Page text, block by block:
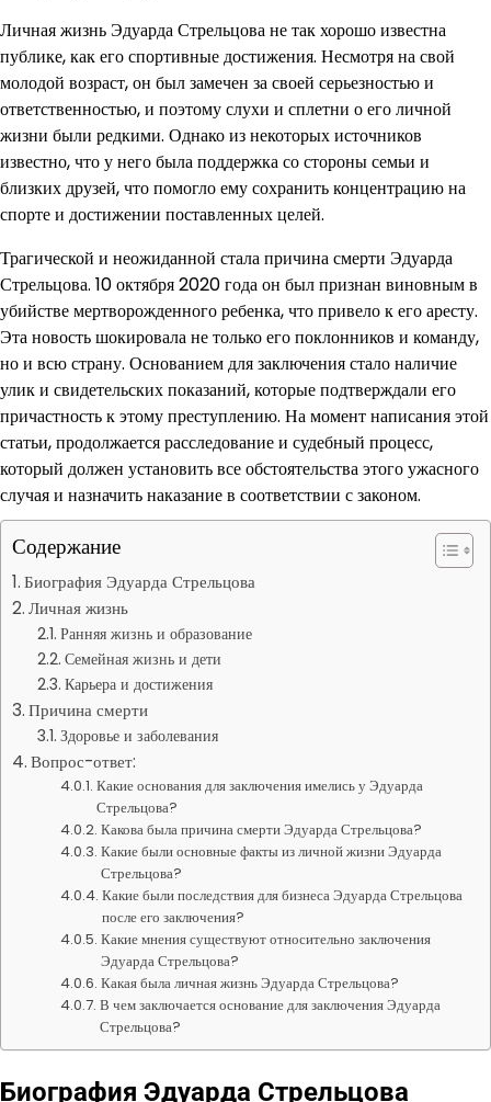
Личная жизнь Эдуарда Стрельцова не так хорошо известна
публике, как его спортивные достижения. Несмотря на свой
молодой возраст, он был замечен за своей серьезностью и
ответственностью, и поэтому слухи и сплетни о его личной
жизни были редкими. Однако из некоторых источников
известно, что у него была поддержка со стороны семьи и
близких друзей, что помогло ему сохранить концентрацию на
спорте и достижении поставленных целей.
Трагической и неожиданной стала причина смерти Эдуарда
Стрельцова. 10 октября 2020 года он был признан виновным в
убийстве мертворожденного ребенка, что привело к его аресту.
Эта новость шокировала не только его поклонников и команду,
но и всю страну. Основанием для заключения стало наличие
улик и свидетельских показаний, которые подтверждали его
причастность к этому преступлению. На момент написания этой
статьи, продолжается расследование и судебный процесс,
который должен установить все обстоятельства этого ужасного
случая и назначить наказание в соответствии с законом.
Содержание
Биография Эдуарда Стрельцова
Личная жизнь
Ранняя жизнь и образование
Семейная жизнь и дети
Карьера и достижения
Причина смерти
Здоровье и заболевания
Вопрос-ответ:
Какие основания для заключения имелись у Эдуарда
Стрельцова?
Какова была причина смерти Эдуарда Стрельцова?
Какие были основные факты из личной жизни Эдуарда
Стрельцова?
Какие были последствия для бизнеса Эдуарда Стрельцова
после его заключения?
Какие мнения существуют относительно заключения
Эдуарда Стрельцова?
Какая была личная жизнь Эдуарда Стрельцова?
В чем заключается основание для заключения Эдуарда
Стрельцова?
Биография Эдуарда Стрельцова